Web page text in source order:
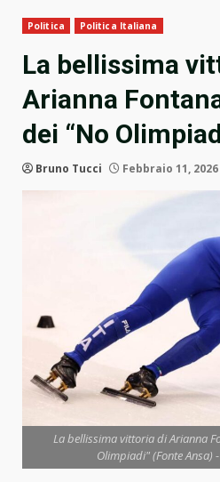
Politica Politica Italiana
La bellissima
Arianna
dei “No
Bruno Tucci Febbraio 11, 2026
La bellissima vittoria di Arianna
Olimpiadi" (Fonte Ansa)